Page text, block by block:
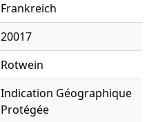
Frankreich
20017
Rotwein
Indication Géographique
Protégée